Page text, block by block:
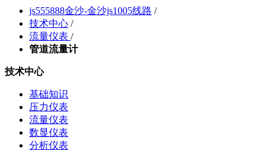
js555888金沙-金沙js1005线路 /
技术中心 /
流量仪表 /
管道流量计
技术中心
基础知识
压力仪表
流量仪表
数显仪表
分析仪表